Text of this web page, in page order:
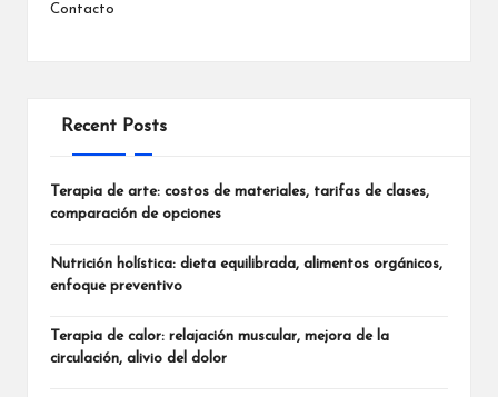
Contacto
Recent Posts
Terapia de arte: costos de materiales, tarifas de clases,
comparación de opciones
Nutrición holística: dieta equilibrada, alimentos orgánicos,
enfoque preventivo
Terapia de calor: relajación muscular, mejora de la
circulación, alivio del dolor